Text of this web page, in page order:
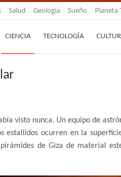
Salud Geología Sueño Planeta
CIENCIA TECNOLOGÍA
visto nunca. Un equipo de
estallidos ocurren en la
de Giza de material